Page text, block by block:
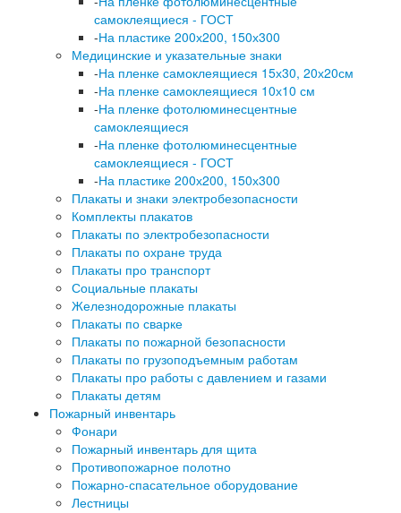
самоклеящиеся - ГОСТ
-На пластике 200х200, 150х300
Медицинские и указательные знаки
-На пленке самоклеящиеся 15х30, 20х20см
-На пленке самоклеящиеся 10х10 см
-На пленке фотолюминесцентные
самоклеящиеся
-На пленке фотолюминесцентные
самоклеящиеся - ГОСТ
-На пластике 200х200, 150х300
Плакаты и знаки электробезопасности
Комплекты плакатов
Плакаты по электробезопасности
Плакаты по охране труда
Плакаты про транспорт
Социальные плакаты
Железнодорожные плакаты
Плакаты по сварке
Плакаты по пожарной безопасности
Плакаты по грузоподъемным работам
Плакаты про работы с давлением и газами
Плакаты детям
Пожарный инвентарь
Фонари
Пожарный инвентарь для щита
Противопожарное полотно
Пожарно-спасательное оборудование
Лестницы